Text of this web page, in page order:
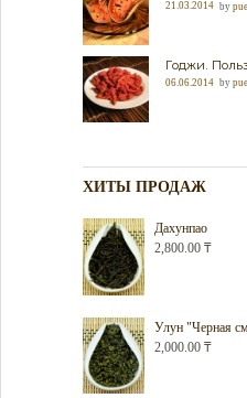
21.03.2014 by
Годжи.
06.06.2014 by
ХИТЫ ПРОДАЖ
Дахунпао
2,800.00 ₸
Улун "Черная
2,000.00 ₸